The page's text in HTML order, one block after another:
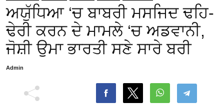
ਅਯੁੱਧਿਆ ‘ਚ ਬਾਬਰੀ ਮਸਜਿਦ ਢਹਿ-
ਢੇਰੀ ਕਰਨ ਦੇ ਮਾਮਲੇ ‘ਚ ਅਡਵਾਨੀ,
ਜੋਸ਼ੀ ਉਮਾ ਭਾਰਤੀ ਸਣੇ ਸਾਰੇ ਬਰੀ
Admin